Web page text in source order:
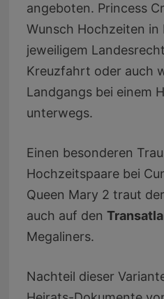
angeboten. Princess
Wunsch Hochzeiten in
jeweiligem
Kreuzfahrt oder auch
Landgangs bei einem
unterwegs.
Einen besonderen
Hochzeitspaare bei
Queen Mary 2 traut
auch auf den
Megaliners.
Nachteil dieser